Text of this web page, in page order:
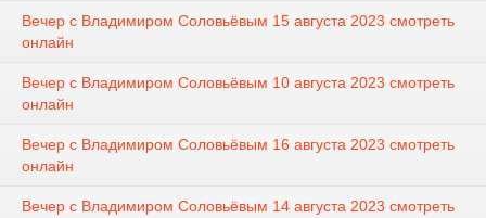
Вечер с Владимиром Соловьёвым 15 августа 2023 смотреть
онлайн
Вечер с Владимиром Соловьёвым 10 августа 2023 смотреть
онлайн
Вечер с Владимиром Соловьёвым 16 августа 2023 смотреть
онлайн
Вечер с Владимиром Соловьёвым 14 августа 2023 смотреть